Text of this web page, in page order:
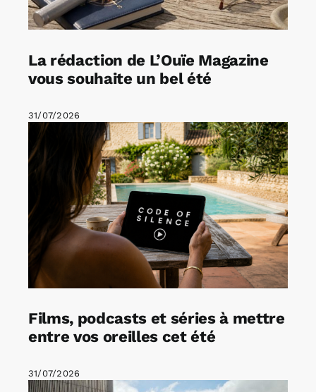
La rédaction de L’Ouïe Magazine
vous souhaite un bel été
31/07/2026
Films, podcasts et séries à mettre
entre vos oreilles cet été
31/07/2026